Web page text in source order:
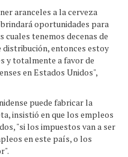
aranceles a la cerveza
oportunidades para
tenemos decenas de
distribución, entonces estoy
y totalmente a favor de
en Estados Unidos",
puede fabricar la
insistió en que los empleos
"si los impuestos van a ser
en este país, o los